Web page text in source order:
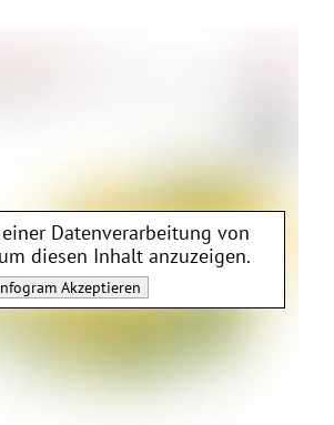
Datenverarbeitung von
diesen Inhalt anzuzeigen.
Akzeptieren